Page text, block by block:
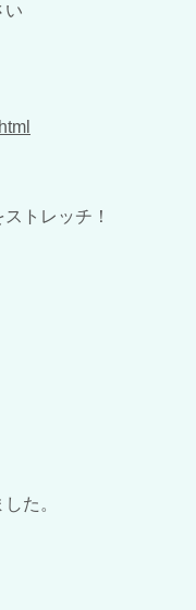
い
トレッチ！
た。